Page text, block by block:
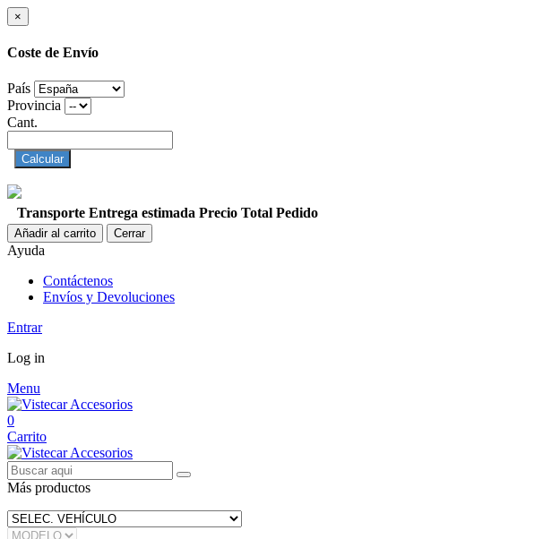
×
Coste de Envío
País
Provincia
Cant.
Calcular
Transporte Entrega estimada Precio Total Pedido
Añadir al carrito Cerrar
Ayuda
Contáctenos
Envíos y Devoluciones
Entrar
Log in
Menu
0
Carrito
Más productos